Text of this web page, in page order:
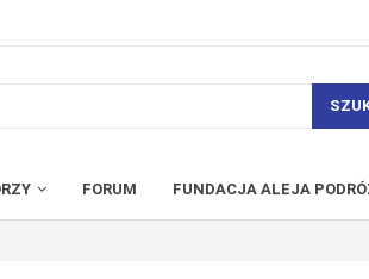
FORUM FUNDACJA ALEJA